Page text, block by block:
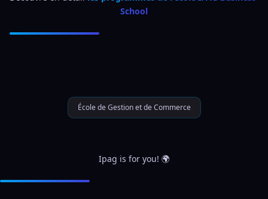
School
École de Gestion et de Commerce
Ipag is for you! 🌍